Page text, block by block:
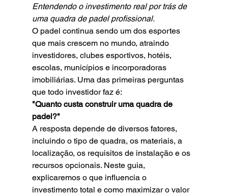
Entendendo o investimento real por trás de
uma quadra de padel profissional.
O padel continua sendo um dos esportes
que mais crescem no mundo, atraindo
investidores, clubes esportivos, hotéis,
escolas, municípios e incorporadoras
imobiliárias. Uma das primeiras perguntas
que todo investidor faz é:
"Quanto custa construir uma quadra de
padel?"
A resposta depende de diversos fatores,
incluindo o tipo de quadra, os materiais, a
localização, os requisitos de instalação e os
recursos opcionais. Neste guia,
explicaremos o que influencia o
investimento total e como maximizar o valor